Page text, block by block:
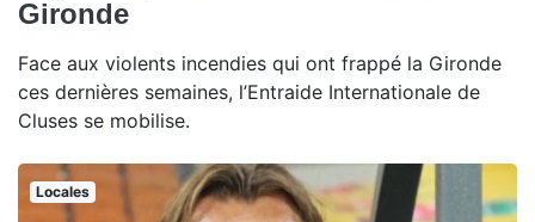
Gironde
Face aux violents incendies qui ont frappé la Gironde
ces dernières semaines, l’Entraide Internationale de
Cluses se mobilise.
Locales